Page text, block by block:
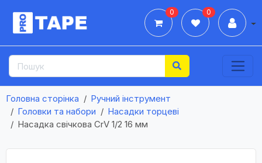
0 0
Головна сторінка
Ручний інструмент
Головки та набори
Насадки торцеві
Насадка свічкова CrV 1/2 16 мм